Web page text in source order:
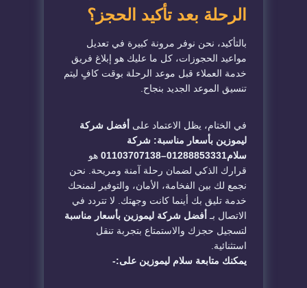
الرحلة بعد تأكيد الحجز؟
بالتأكيد، نحن نوفر مرونة كبيرة في تعديل
مواعيد الحجوزات، كل ما عليك هو إبلاغ فريق
خدمة العملاء قبل موعد الرحلة بوقت كافٍ ليتم
تنسيق الموعد الجديد بنجاح.
في الختام، يظل الاعتماد على أفضل شركة
ليموزين بأسعار مناسبة: شركة
سلام01288853331–01103707138
هو
قرارك الذكي لضمان رحلة آمنة ومريحة. نحن
نجمع لك بين الفخامة، الأمان، والتوفير لنمنحك
خدمة تليق بك أينما كانت وجهتك. لا تتردد في
الاتصال بـ أفضل شركة ليموزين بأسعار مناسبة
لتسجيل حجزك والاستمتاع بتجربة تنقل
استثنائية.
يمكنك متابعة سلام ليموزين على:-